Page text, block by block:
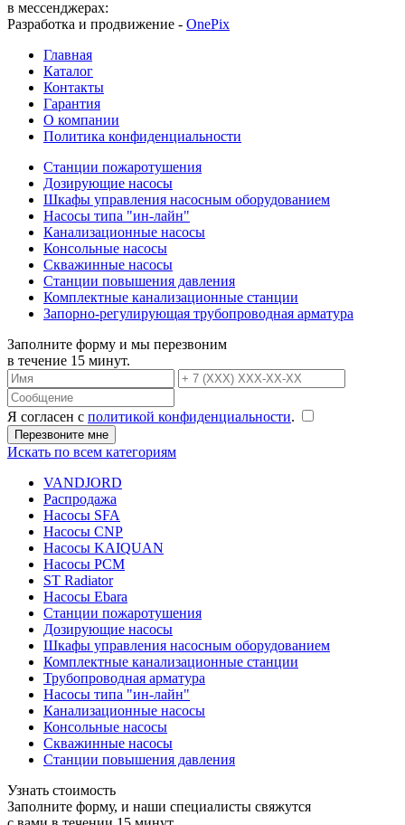
в мессенджерах:
Разработка и продвижение - OnePix
Главная
Каталог
Контакты
Гарантия
О компании
Политика конфиденциальности
Станции пожаротушения
Дозирующие насосы
Шкафы управления насосным оборудованием
Насосы типа "ин-лайн"
Канализационные насосы
Консольные насосы
Скважинные насосы
Станции повышения давления
Комплектные канализационные станции
Запорно-регулирующая трубопроводная арматура
Заполните форму и мы перезвоним
в течение 15 минут.
Я согласен с политикой конфиденциальности.
Искать по всем категориям
VANDJORD
Распродажа
Насосы SFA
Насосы CNP
Насосы KAIQUAN
Насосы PCM
ST Radiator
Насосы Ebara
Станции пожаротушения
Дозирующие насосы
Шкафы управления насосным оборудованием
Комплектные канализационные станции
Трубопроводная арматура
Насосы типа "ин-лайн"
Канализационные насосы
Консольные насосы
Скважинные насосы
Станции повышения давления
Узнать стоимость
Заполните форму, и наши специалисты свяжутся